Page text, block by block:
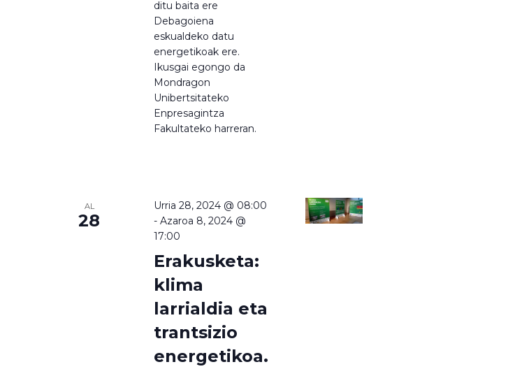
ditu baita ere
Debagoiena
eskualdeko datu
energetikoak ere.
Ikusgai egongo da
Mondragon
Unibertsitateko
Enpresagintza
Fakultateko harreran.
AL
28
Urria 28, 2024 @ 08:00
- Azaroa 8, 2024 @
17:00
Erakusketa:
klima
larrialdia eta
trantsizio
energetikoa.